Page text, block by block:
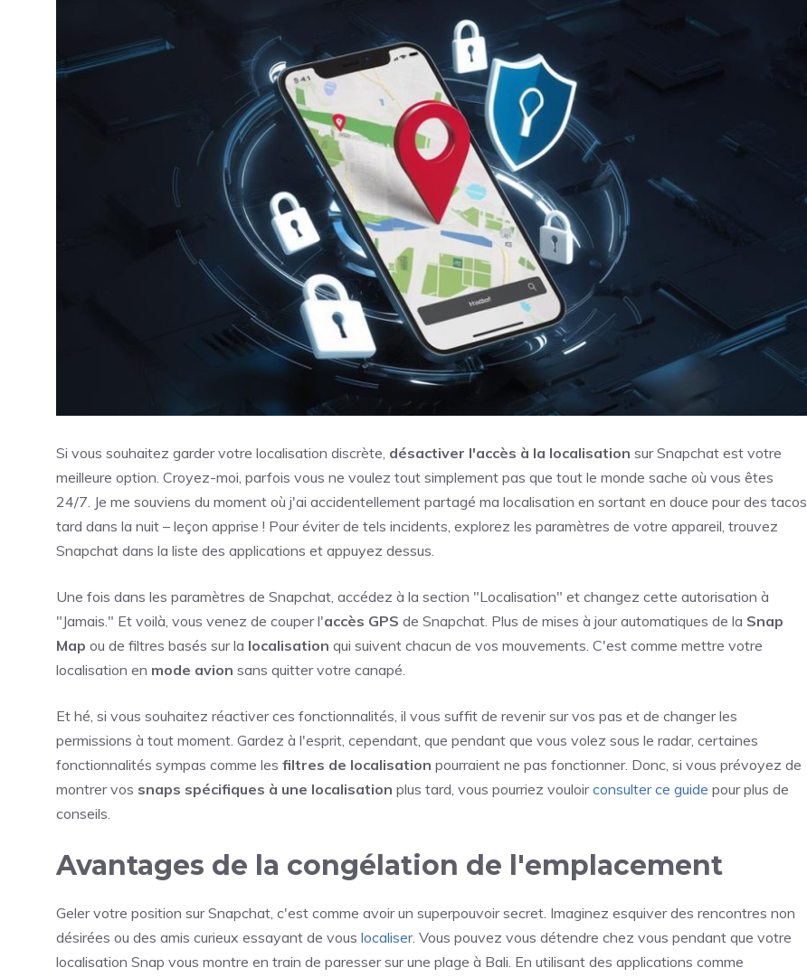
Si vous souhaitez garder votre localisation discrète, désactiver l'accès à la localisation sur Snapchat est votre
meilleure option. Croyez-moi, parfois vous ne voulez tout simplement pas que tout le monde sache où vous êtes
24/7. Je me souviens du moment où j'ai accidentellement partagé ma localisation en sortant en douce pour des tacos
tard dans la nuit – leçon apprise ! Pour éviter de tels incidents, explorez les paramètres de votre appareil, trouvez
Snapchat dans la liste des applications et appuyez dessus.
Une fois dans les paramètres de Snapchat, accédez à la section "Localisation" et changez cette autorisation à
"Jamais." Et voilà, vous venez de couper l'accès GPS de Snapchat. Plus de mises à jour automatiques de la Snap
Map ou de filtres basés sur la localisation qui suivent chacun de vos mouvements. C'est comme mettre votre
localisation en mode avion sans quitter votre canapé.
Et hé, si vous souhaitez réactiver ces fonctionnalités, il vous suffit de revenir sur vos pas et de changer les
permissions à tout moment. Gardez à l'esprit, cependant, que pendant que vous volez sous le radar, certaines
fonctionnalités sympas comme les filtres de localisation pourraient ne pas fonctionner. Donc, si vous prévoyez de
montrer vos snaps spécifiques à une localisation plus tard, vous pourriez vouloirconsulter ce guide pour plus de
conseils.
Avantages de la congélation de l'emplacement
Geler votre position sur Snapchat, c'est comme avoir un superpouvoir secret. Imaginez esquiver des rencontres non
désirées ou des amis curieux essayant de vous localiser. Vous pouvez vous détendre chez vous pendant que votre
localisation Snap vous montre en train de paresser sur une plage à Bali. En utilisant des applications comme